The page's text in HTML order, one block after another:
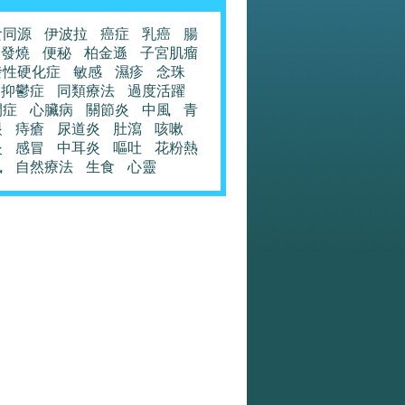
源 伊波拉 癌症 乳癌
腸
發燒
便秘 柏金遜
子宮肌瘤
硬化症
敏感 濕疹
念珠
抑鬱症
同類療法
過度活躍
心臟病 關節炎 中風
青
痔瘡 尿道炎 肚瀉
咳嗽
感冒 中耳炎 嘔吐
花粉熱
自然療法 生食 心靈